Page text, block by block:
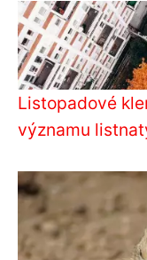
Listopadové
významu